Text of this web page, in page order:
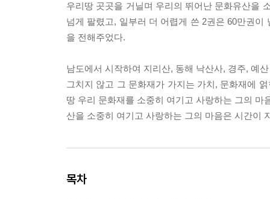
우리땅 곳곳을 거닐며 우리의 뛰어난 문화유산을
넘게 팔렸고, 일부러 더 어렵게 쓴 2권은 60만권
을 전해주었다.
남도에서 시작하여 지리산, 동해 낙산사, 경주, 예
그치지 않고 그 문화재가 가지는 가치, 문화재에
땅 우리 문화재를 소중히 여기고 사랑하는 그의
산을 소중히 여기고 사랑하는 그의 마음은 시간이
목차